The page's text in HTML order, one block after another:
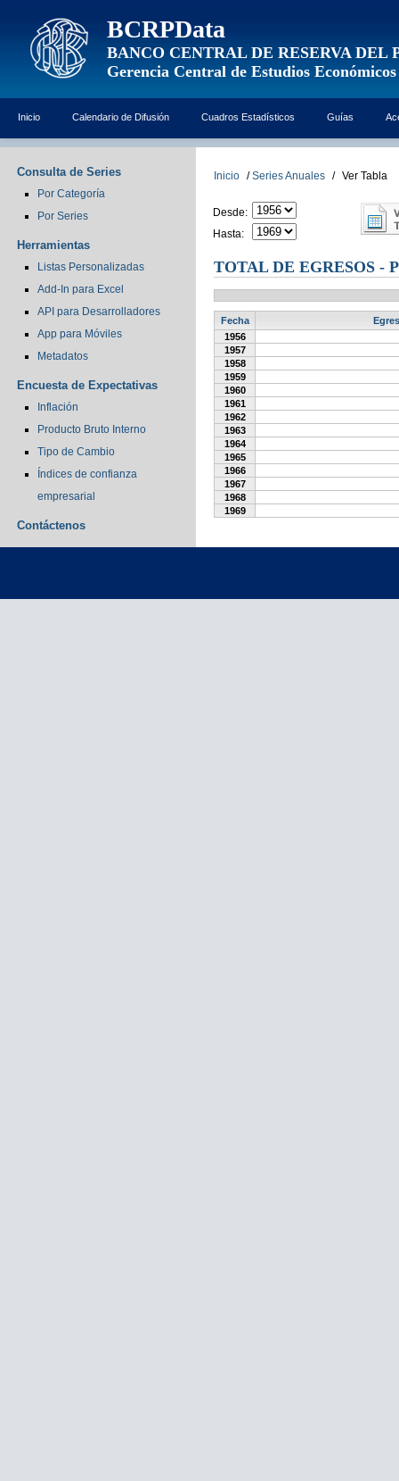
BCRPData
BANCO CENTRAL DE RESERVA DEL
Gerencia Central de Estudios Económicos
Inicio Calendario de Difusión Cuadros Estadísticos Guías
Consulta de Series
Por Categoría
Por Series
Herramientas
Listas Personalizadas
Add-In para Excel
API para Desarrolladores
App para Móviles
Metadatos
Encuesta de Expectativas
Inflación
Producto Bruto Interno
Tipo de Cambio
Índices de confianza
empresarial
Contáctenos
Inicio / Series Anuales / Ver Tabla
Desde:
Hasta:
TOTAL DE EGRESOS -
Fecha
1956
1957
1958
1959
1960
1961
1962
1963
1964
1965
1966
1967
1968
1969